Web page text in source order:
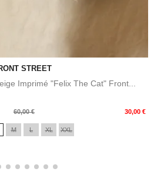
STREET
Imprimé "Felix The Cat" Front...
60,00 € 30,00 €
M L XL XXL